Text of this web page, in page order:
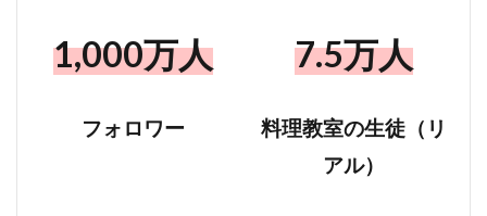
1,000万人 7.5万人
フォロワー
料理教室の生徒（リ
アル）